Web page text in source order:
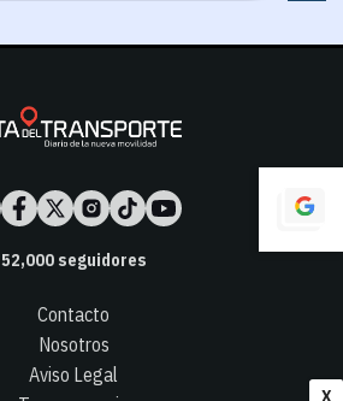
X
52,000seguidores
Contacto
Nosotros
Aviso Legal